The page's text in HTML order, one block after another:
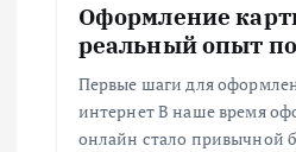
Оформление
реальный опыт
Первые шаги для
интернет В наше время
онлайн стало привычной